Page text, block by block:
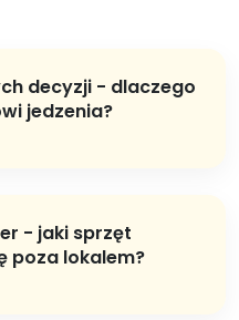
decyzji - dlaczego
jedzenia?
- jaki sprzęt
poza lokalem?